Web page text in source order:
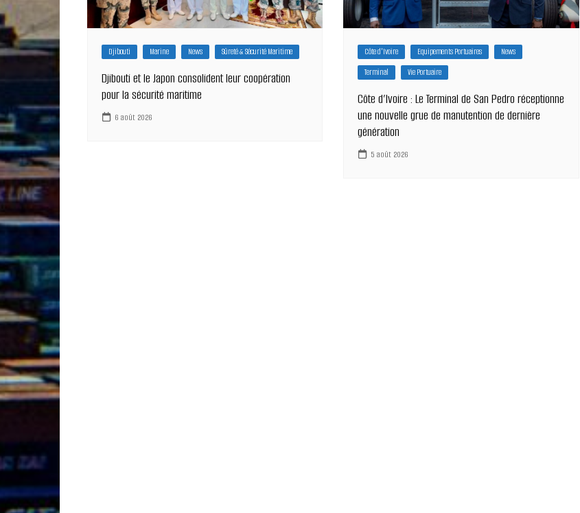
Djibouti Marine News Sûreté & Sécurité Maritime
Djibouti et le Japon consolident leur coopération
pour la sécurité maritime
6 août 2026
Côte d'Ivoire Equipements Portuaires
News
Terminal
Vie Portuaire
Côte d’Ivoire : Le Terminal de San Pedro réceptionne
une nouvelle grue de manutention de dernière
génération
5 août 2026